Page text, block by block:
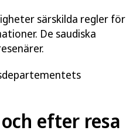
särskilda regler för
De saudiska
efter resa